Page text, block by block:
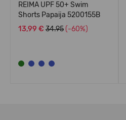
REIMA UPF 50+ Swim
Shorts Papaija 5200155B
13,99 € 34.95 (-60%)